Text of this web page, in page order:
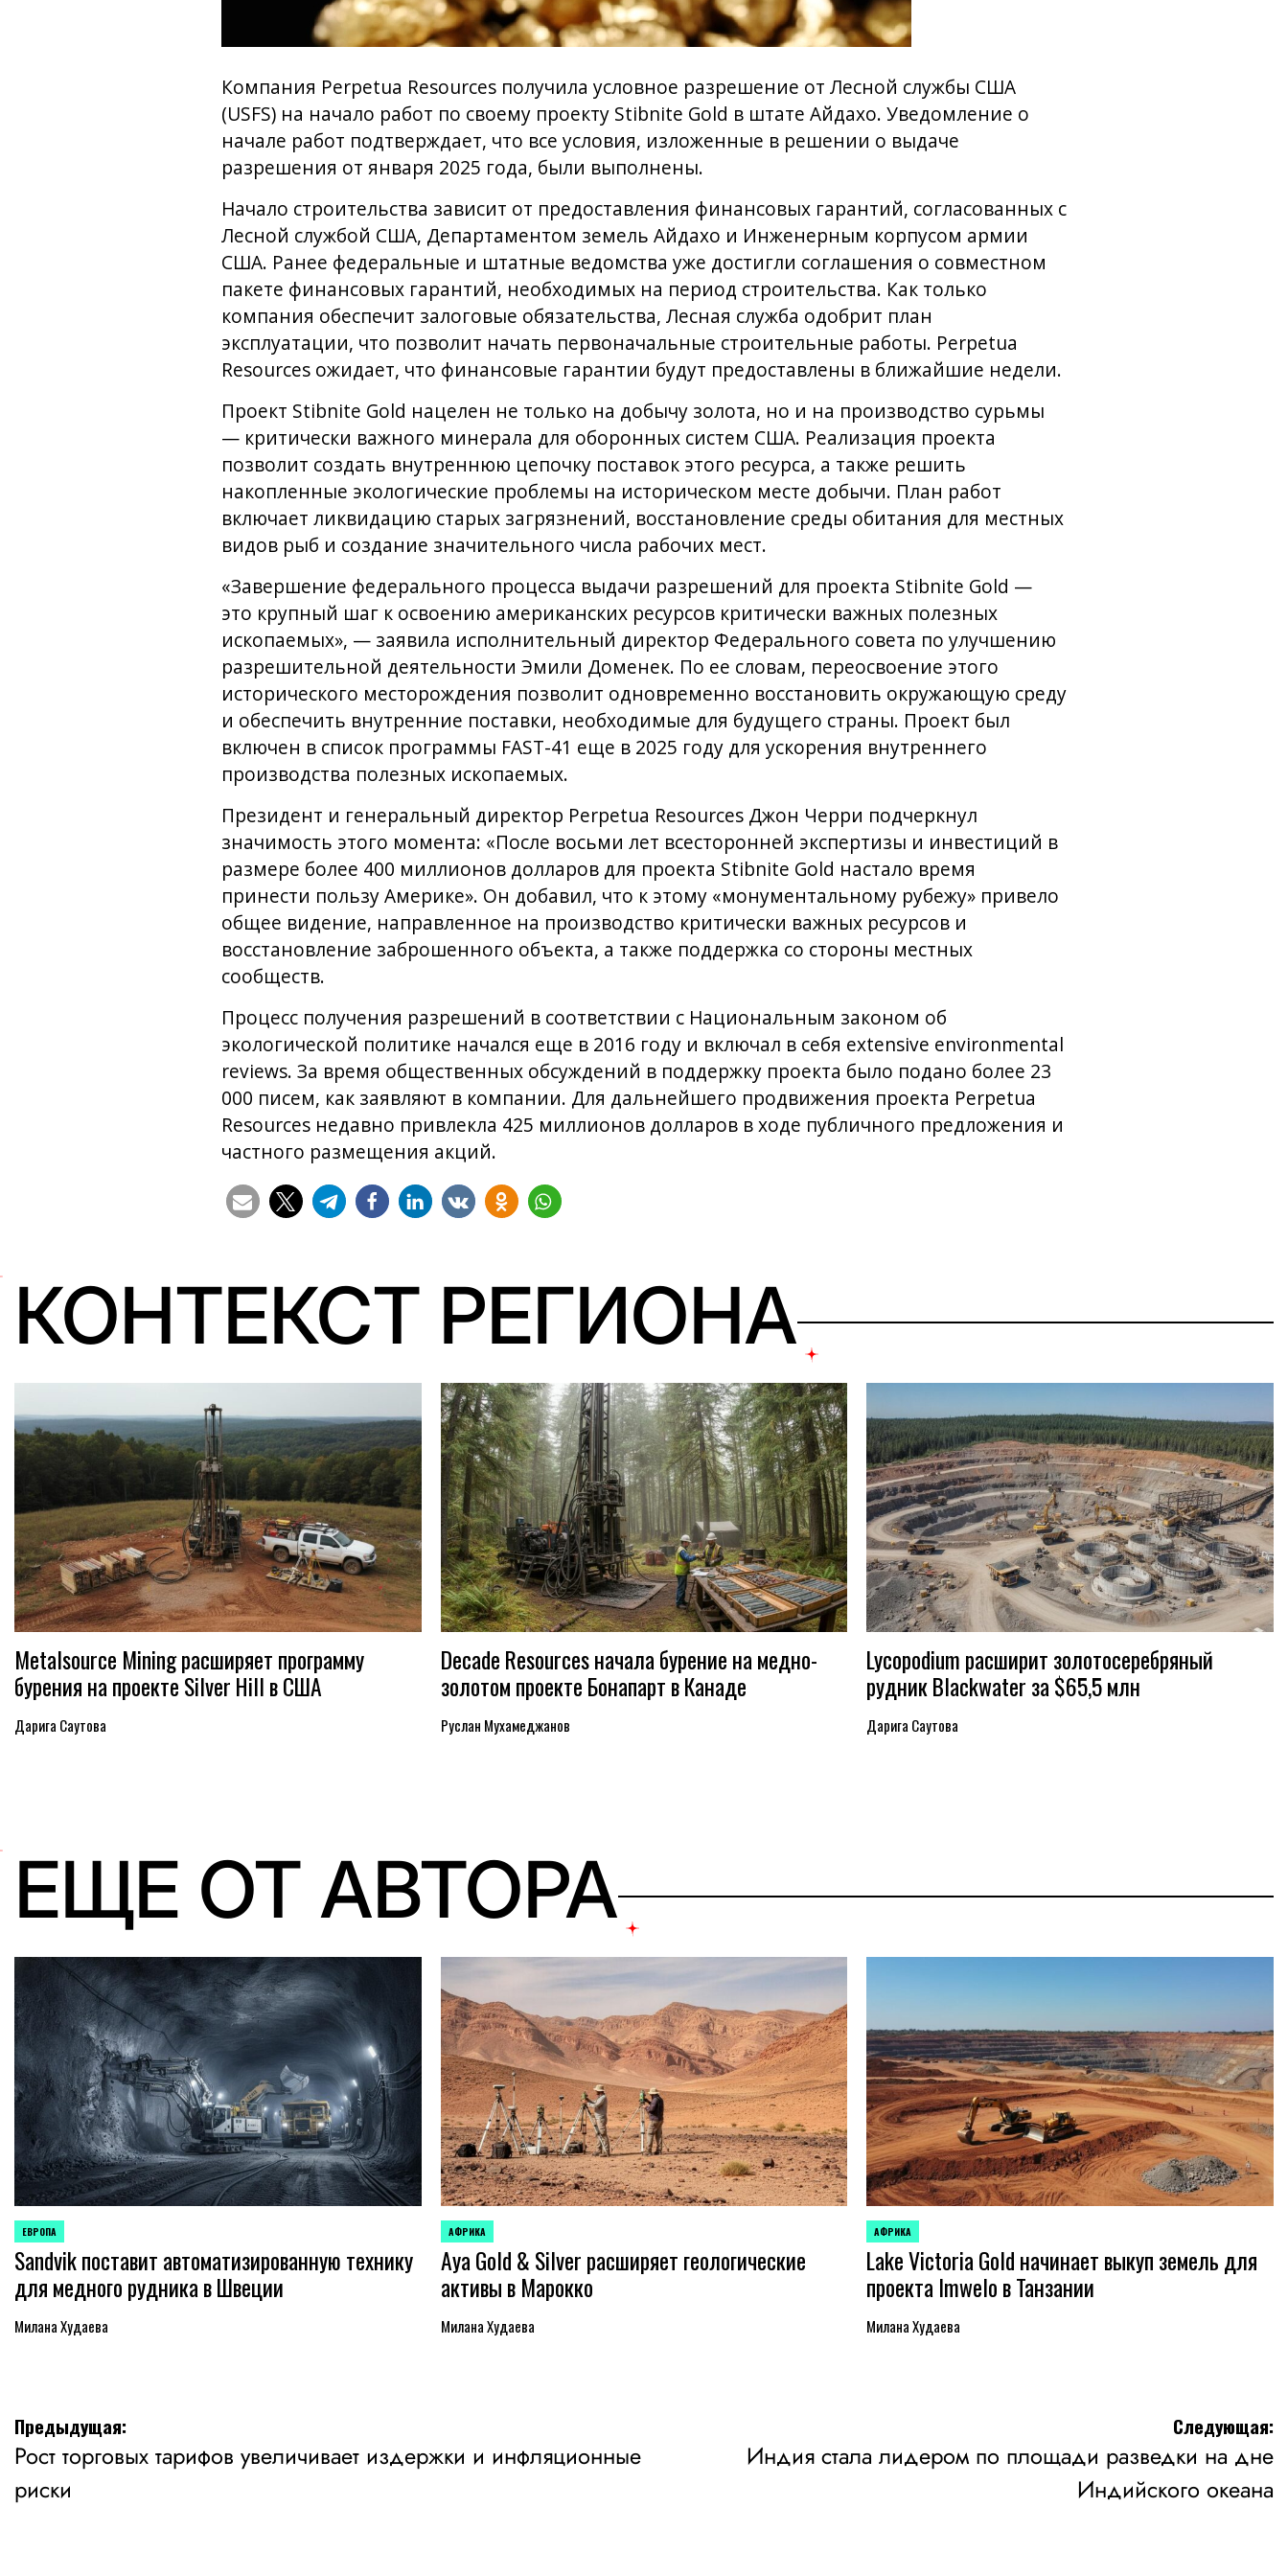
Компания Perpetua Resources получила условное разрешение от Лесной службы США
(USFS) на начало работ по своему проекту Stibnite Gold в штате Айдахо. Уведомление о
начале работ подтверждает, что все условия, изложенные в решении о выдаче
разрешения от января 2025 года, были выполнены.
Начало строительства зависит от предоставления финансовых гарантий, согласованных с
Лесной службой США, Департаментом земель Айдахо и Инженерным корпусом армии
США. Ранее федеральные и штатные ведомства уже достигли соглашения о совместном
пакете финансовых гарантий, необходимых на период строительства. Как только
компания обеспечит залоговые обязательства, Лесная служба одобрит план
эксплуатации, что позволит начать первоначальные строительные работы. Perpetua
Resources ожидает, что финансовые гарантии будут предоставлены в ближайшие недели.
Проект Stibnite Gold нацелен не только на добычу золота, но и на производство сурьмы
— критически важного минерала для оборонных систем США. Реализация проекта
позволит создать внутреннюю цепочку поставок этого ресурса, а также решить
накопленные экологические проблемы на историческом месте добычи. План работ
включает ликвидацию старых загрязнений, восстановление среды обитания для местных
видов рыб и создание значительного числа рабочих мест.
«Завершение федерального процесса выдачи разрешений для проекта Stibnite Gold —
это крупный шаг к освоению американских ресурсов критически важных полезных
ископаемых», — заявила исполнительный директор Федерального совета по улучшению
разрешительной деятельности Эмили Доменек. По ее словам, переосвоение этого
исторического месторождения позволит одновременно восстановить окружающую среду
и обеспечить внутренние поставки, необходимые для будущего страны. Проект был
включен в список программы FAST-41 еще в 2025 году для ускорения внутреннего
производства полезных ископаемых.
Президент и генеральный директор Perpetua Resources Джон Черри подчеркнул
значимость этого момента: «После восьми лет всесторонней экспертизы и инвестиций в
размере более 400 миллионов долларов для проекта Stibnite Gold настало время
принести пользу Америке». Он добавил, что к этому «монументальному рубежу» привело
общее видение, направленное на производство критически важных ресурсов и
восстановление заброшенного объекта, а также поддержка со стороны местных
сообществ.
Процесс получения разрешений в соответствии с Национальным законом об
экологической политике начался еще в 2016 году и включал в себя extensive environmental
reviews. За время общественных обсуждений в поддержку проекта было подано более 23
000 писем, как заявляют в компании. Для дальнейшего продвижения проекта Perpetua
Resources недавно привлекла 425 миллионов долларов в ходе публичного предложения и
частного размещения акций.
КОНТЕКСТ РЕГИОНА
Metalsource Mining расширяет программу
бурения на проекте Silver Hill в США
Дарига Саутова
Decade Resources начала бурение на медно-
золотом проекте Бонапарт в Канаде
Руслан Мухамеджанов
Lycopodium расширит золотосеребряный
рудник Blackwater за $65,5 млн
Дарига Саутова
ЕЩЕ ОТ АВТОРА
ОПУБЛИКОВАНО
В
ЕВРОПА
Sandvik поставит автоматизированную технику
для медного рудника в Швеции
Милана Худаева
ОПУБЛИКОВАНО
В
АФРИКА
Aya Gold & Silver расширяет геологические
активы в Марокко
Милана Худаева
ОПУБЛИКОВАНО
В
АФРИКА
Lake Victoria Gold начинает выкуп земель для
проекта Imwelo в Танзании
Милана Худаева
Навигация
по
записям
Предыдущая:
Рост торговых тарифов увеличивает издержки и инфляционные
риски
Следующая:
Индия стала лидером по площади разведки на дне
Индийского океана